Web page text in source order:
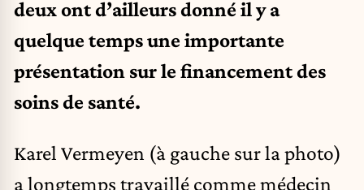
deux ont d’ailleurs donné il y a
quelque temps une importante
présentation sur le financement des
soins de santé.
Karel Vermeyen (à gauche sur la photo)
a longtemps travaillé comme médecin